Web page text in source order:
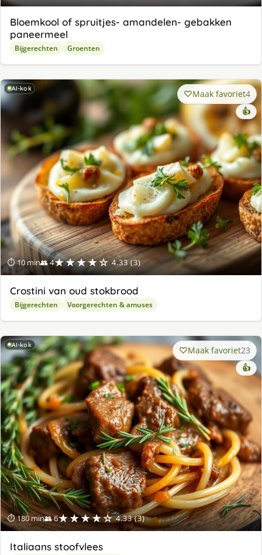
Bloemkool of spruitjes- amandelen- gebakken
paneermeel
Bijgerechten Groenten
AI-kok
⏱ 10 min👥 4★★★★☆ 4.33 (3)
Maak favoriet4
👍
Crostini van oud stokbrood
Bijgerechten Voorgerechten & amuses
AI-kok
⏱ 180 min👥 6★★★★☆ 4.33 (3)
Maak favoriet23
👍
Italiaans stoofvlees